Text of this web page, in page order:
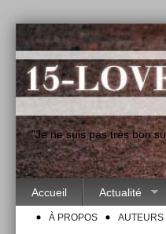
"Je ne suis pas très bon
Accueil Actualité
À PROPOS AUTEURS